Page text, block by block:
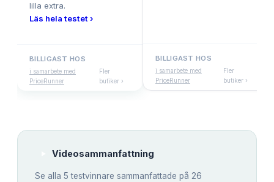
lilla extra.
Läs hela testet ›
BILLIGAST HOS
i samarbete med
PriceRunner
Fler
butiker ›
BILLIGAST HOS
i samarbete med
PriceRunner
Fler
butiker ›
Videosammanfattning
Se alla 5 testvinnare sammanfattade på 26